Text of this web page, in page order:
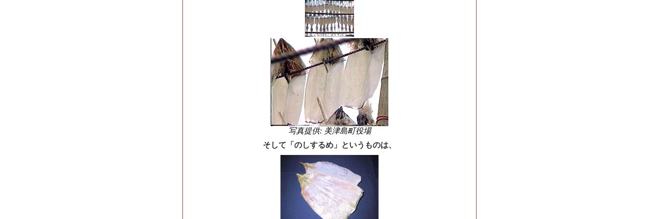
写真提供: 美津島町役場
そして「のしするめ」というものは、